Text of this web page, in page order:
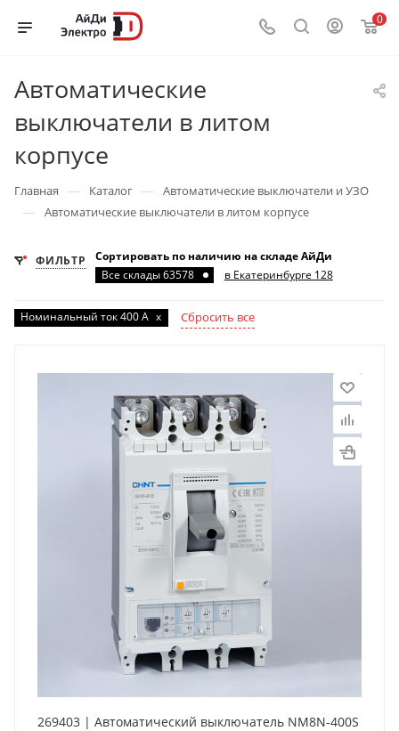
0
Автоматические
выключатели в литом
корпусе
Главная — Каталог — Автоматические выключатели и УЗО
— Автоматические выключатели в литом корпусе
ФИЛЬТР
Сортировать по наличию на складе АйДи
Все склады 63578
в Екатеринбурге 128
Номинальный ток 400 А x Сбросить все
269403 | Автоматический выключатель NM8N-400S